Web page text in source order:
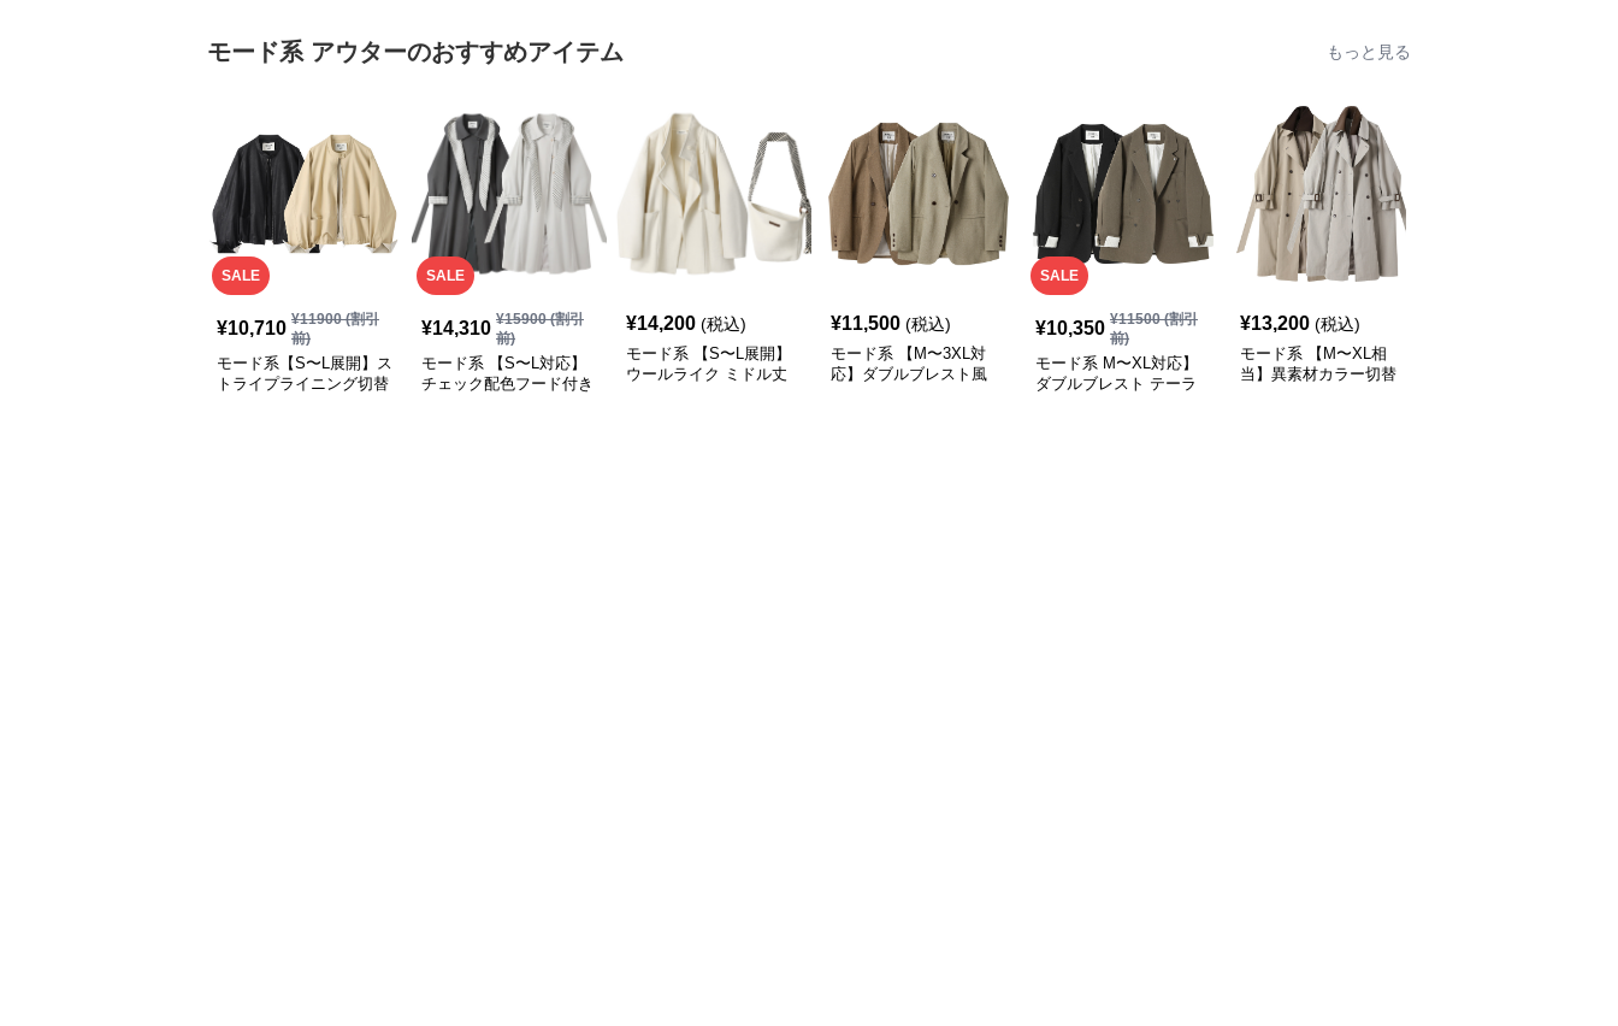
モード系 アウターのおすすめアイテム もっと見る
SALE
¥10,710 ¥11900(割引
前)
モード系【S〜L展開】ス
トライプライニング切替
SALE
¥14,310 ¥15900(割引
前)
モード系 【S〜L対応】
チェック配色フード付き
¥14,200 (税込)
モード系 【S〜L展開】
ウールライク ミドル丈
¥11,500 (税込)
モード系 【M〜3XL対
応】ダブルブレスト風
SALE
¥10,350 ¥11500(割引
前)
モード系 M〜XL対応】
ダブルブレスト テーラ
¥13,200 (税込)
モード系 【M〜XL相
当】異素材カラー切替